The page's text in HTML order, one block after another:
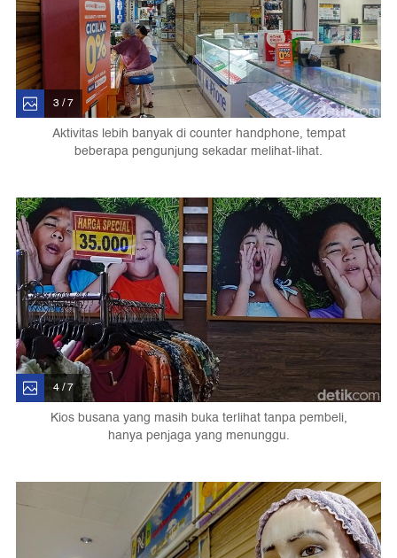
3 / 7
Aktivitas lebih banyak di counter handphone, tempat
beberapa pengunjung sekadar melihat-lihat.
4 / 7
Kios busana yang masih buka terlihat tanpa pembeli,
hanya penjaga yang menunggu.